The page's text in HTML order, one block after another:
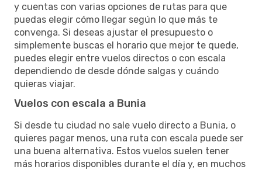
y cuentas con varias opciones de rutas para que
puedas elegir cómo llegar según lo que más te
convenga. Si deseas ajustar el presupuesto o
simplemente buscas el horario que mejor te quede,
puedes elegir entre vuelos directos o con escala
dependiendo de desde dónde salgas y cuándo
quieras viajar.
Vuelos con escala a Bunia
Si desde tu ciudad no sale vuelo directo a Bunia, o
quieres pagar menos, una ruta con escala puede ser
una buena alternativa. Estos vuelos suelen tener
más horarios disponibles durante el día y, en muchos